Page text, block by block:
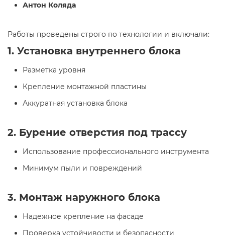
Антон Коляда
Работы проведены строго по технологии и включали:
1. Установка внутреннего блока
Разметка уровня
Крепление монтажной пластины
Аккуратная установка блока
2. Бурение отверстия под трассу
Использование профессионального инструмента
Минимум пыли и повреждений
3. Монтаж наружного блока
Надежное крепление на фасаде
Проверка устойчивости и безопасности